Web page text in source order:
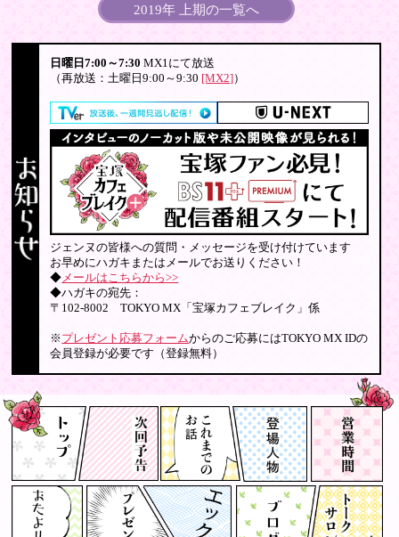
2019年 上期の一覧へ
日曜日7:00～7:30 MX1にて放送
（再放送：土曜日9:00～9:30 [MX2]）
ジェンヌの皆様への質問・メッセージを受け付けています
お早めにハガキまたはメールでお送りください！
◆メールはこちらから>>
◆ハガキの宛先：
〒102-8002 TOKYO MX「宝塚カフェブレイク」係
※ プレゼント応募フォームからのご応募にはTOKYO MX IDの
会員登録が必要です（登録無料）